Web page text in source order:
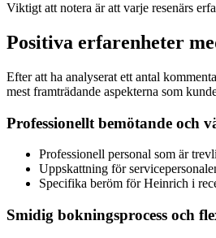
Viktigt att notera är att varje resenärs
Positiva erfarenheter
Efter att ha analyserat ett antal
mest framträdande aspekterna som
Professionellt bemötande och
Professionell personal som är
Uppskattning för
Specifika beröm för Heinrich i
Smidig bokningsprocess och